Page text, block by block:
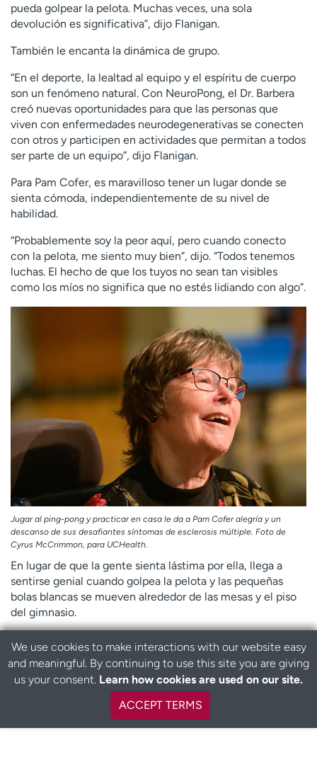
pueda golpear la pelota. Muchas veces, una sola
devolución es significativa”, dijo Flanigan.
También le encanta la dinámica de grupo.
“En el deporte, la lealtad al equipo y el espíritu de cuerpo
son un fenómeno natural. Con NeuroPong, el Dr. Barbera
creó nuevas oportunidades para que las personas que
viven con enfermedades neurodegenerativas se conecten
con otros y participen en actividades que permitan a todos
ser parte de un equipo”, dijo Flanigan.
Para Pam Cofer, es maravilloso tener un lugar donde se
sienta cómoda, independientemente de su nivel de
habilidad.
“Probablemente soy la peor aquí, pero cuando conecto
con la pelota, me siento muy bien”, dijo. “Todos tenemos
luchas. El hecho de que los tuyos no sean tan visibles
como los míos no significa que no estés lidiando con algo”.
Jugar al ping-pong y practicar en casa le da a Pam Cofer alegría y un
descanso de sus desafiantes síntomas de esclerosis múltiple. Foto de
Cyrus McCrimmon, para UCHealth.
En lugar de que la gente sienta lástima por ella, llega a
sentirse genial cuando golpea la pelota y las pequeñas
bolas blancas se mueven alrededor de las mesas y el piso
del gimnasio.
Pam dijo: “Es un universo de positividad”.
TRADUCCIONES EN ESPAÑOL
B
a
t
We use cookies to make interactions with our website easy
and meaningful. By continuing to use this site you are giving
us your consent. Learn how cookies are used on our site.
ACCEPT TERMS